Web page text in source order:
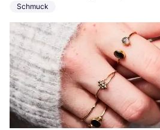
Schmuck